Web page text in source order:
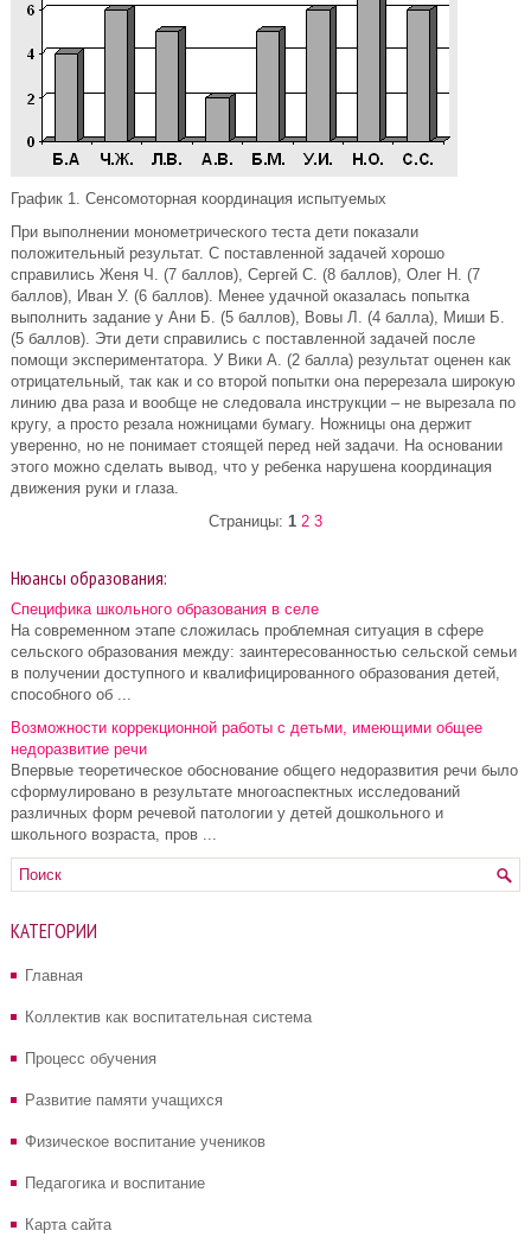
График 1. Сенсомоторная координация испытуемых
При выполнении монометрического теста дети показали
положительный результат. С поставленной задачей хорошо
справились Женя Ч. (7 баллов), Сергей С. (8 баллов), Олег Н. (7
баллов), Иван У. (6 баллов). Менее удачной оказалась попытка
выполнить задание у Ани Б. (5 баллов), Вовы Л. (4 балла), Миши Б.
(5 баллов). Эти дети справились с поставленной задачей после
помощи экспериментатора. У Вики А. (2 балла) результат оценен как
отрицательный, так как и со второй попытки она перерезала широкую
линию два раза и вообще не следовала инструкции – не вырезала по
кругу, а просто резала ножницами бумагу. Ножницы она держит
уверенно, но не понимает стоящей перед ней задачи. На основании
этого можно сделать вывод, что у ребенка нарушена координация
движения руки и глаза.
Страницы: 1 2 3
Нюансы образования:
Специфика школьного образования в селе
На современном этапе сложилась проблемная ситуация в сфере
сельского образования между: заинтересованностью сельской семьи
в получении доступного и квалифицированного образования детей,
способного об ...
Возможности коррекционной работы с детьми, имеющими общее
недоразвитие речи
Впервые теоретическое обоснование общего недоразвития речи было
сформулировано в результате многоаспектных исследований
различных форм речевой патологии у детей дошкольного и
школьного возраста, пров ...
КАТЕГОРИИ
Главная
Коллектив как воспитательная система
Процесс обучения
Развитие памяти учащихся
Физическое воспитание учеников
Педагогика и воспитание
Карта сайта